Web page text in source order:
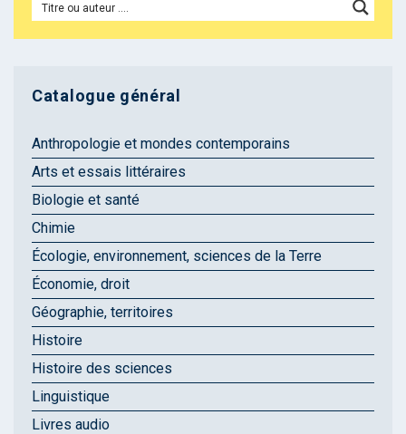
Catalogue général
Anthropologie et mondes contemporains
Arts et essais littéraires
Biologie et santé
Chimie
Écologie, environnement, sciences de la Terre
Économie, droit
Géographie, territoires
Histoire
Histoire des sciences
Linguistique
Livres audio